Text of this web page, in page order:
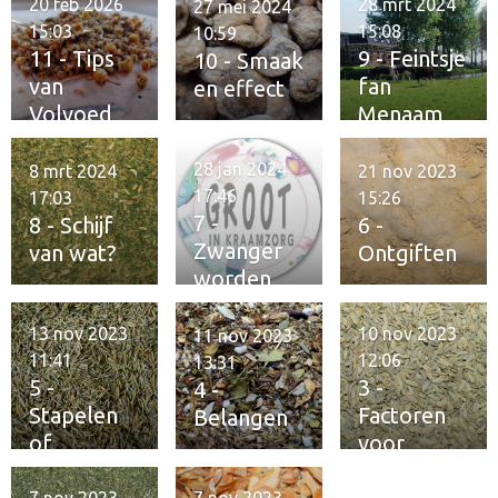
e
n 11 - Tips
van
Volvoed
20 feb 2026
15:03
10 - Smaak
en effect
27 mei 2024
10:59
9 - Feintsje
fan
Menaam
28 mrt 2024
15:08
8 - Schijf
van wat?
8 mrt 2024
17:03
7 -
Zwanger
worden
28 jan 2024
17:46
6 -
Ontgiften
21 nov 2023
15:26
5 -
Stapelen
of
verzamele
13 nov 2023
11:41
4 -
Belangen
11 nov 2023
13:31
3 -
Factoren
voor
10 nov 2023
12:06